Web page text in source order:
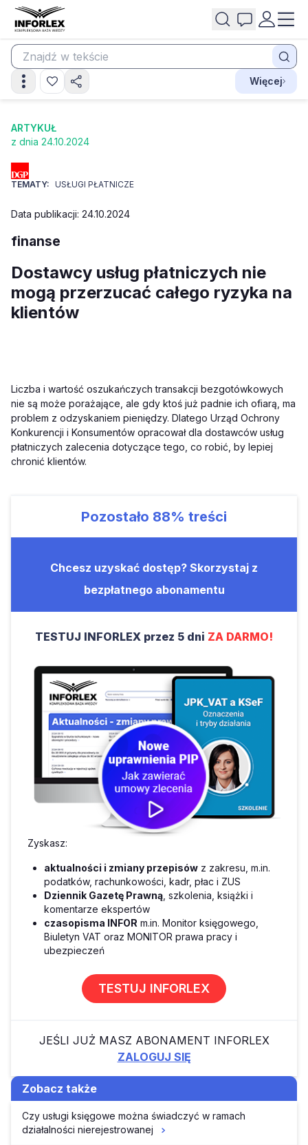
Więcej
ARTYKUŁ
z dnia 24.10.2024
TEMATY: USŁUGI PŁATNICZE
Data publikacji: 24.10.2024
finanse
Dostawcy usług płatniczych nie
mogą przerzucać całego ryzyka na
klientów
Liczba i wartość oszukańczych transakcji bezgotówkowych
nie są może porażające, ale gdy ktoś już padnie ich ofiarą, ma
problem z odzyskaniem pieniędzy. Dlatego Urząd Ochrony
Konkurencji i Konsumentów opracował dla dostawców usług
płatniczych zalecenia dotyczące tego, co robić, by lepiej
chronić klientów.
Pozostało 88% treści
Chcesz uzyskać dostęp? Skorzystaj z
bezpłatnego abonamentu
TESTUJ INFORLEX przez 5 dni ZA DARMO!
Zyskasz:
aktualności i zmiany przepisów z zakresu, m.in.
podatków, rachunkowości, kadr, płac i ZUS
Dziennik Gazetę Prawną , szkolenia, książki i
komentarze ekspertów
czasopisma INFOR m.in. Monitor księgowego,
Biuletyn VAT oraz MONITOR prawa pracy i
ubezpieczeń
TESTUJ INFORLEX
JEŚLI JUŻ MASZ ABONAMENT INFORLEX
ZALOGUJ SIĘ
Zobacz także
Czy usługi księgowe można świadczyć w ramach
działalności nierejestrowanej